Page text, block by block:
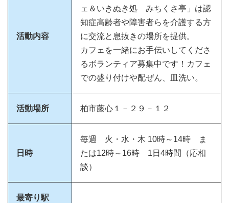
活動内容
ェ＆いきぬき処 みちくさ亭」は認
知症高齢者や障害者らを介護する方
に交流と息抜きの場所を提供。
カフェを一緒にお手伝いしてくださ
るボランティア募集中です！カフェ
での盛り付けや配ぜん、皿洗い。
活動場所 柏市藤心１－２９－１２
日時
毎週 火・水・木 10時～14時 ま
たは12時～16時 1日4時間（応相
談）
最寄り駅